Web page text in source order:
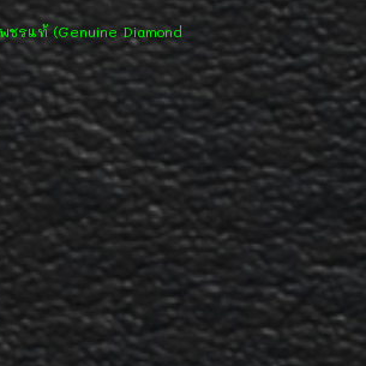
ชรแท้ (Genuine Diamond